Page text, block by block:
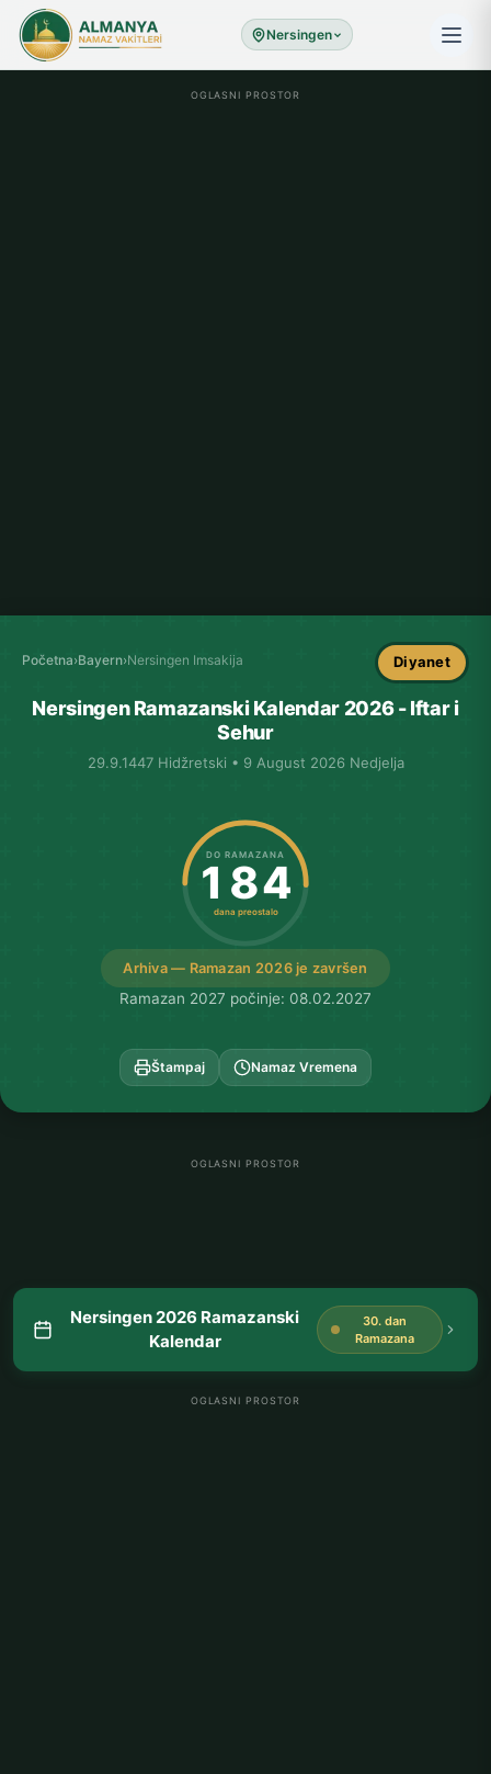
Nersingen
OGLASNI PROSTOR
Početna›Bayern›Nersingen Imsakija Diyanet
Nersingen Ramazanski Kalendar 2026 - Iftar i
Sehur
29.9.1447 Hidžretski • 9 August 2026 Nedjelja
Arhiva — Ramazan 2026 je završen
DO RAMAZANA
184
dana preostalo
Ramazan 2027 počinje: 08.02.2027
Štampaj Namaz Vremena
OGLASNI PROSTOR
Nersingen 2026 Ramazanski
Kalendar
30. dan
Ramazana
OGLASNI PROSTOR